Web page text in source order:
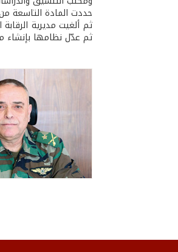
ثم عدّل نظامها بإنشاء